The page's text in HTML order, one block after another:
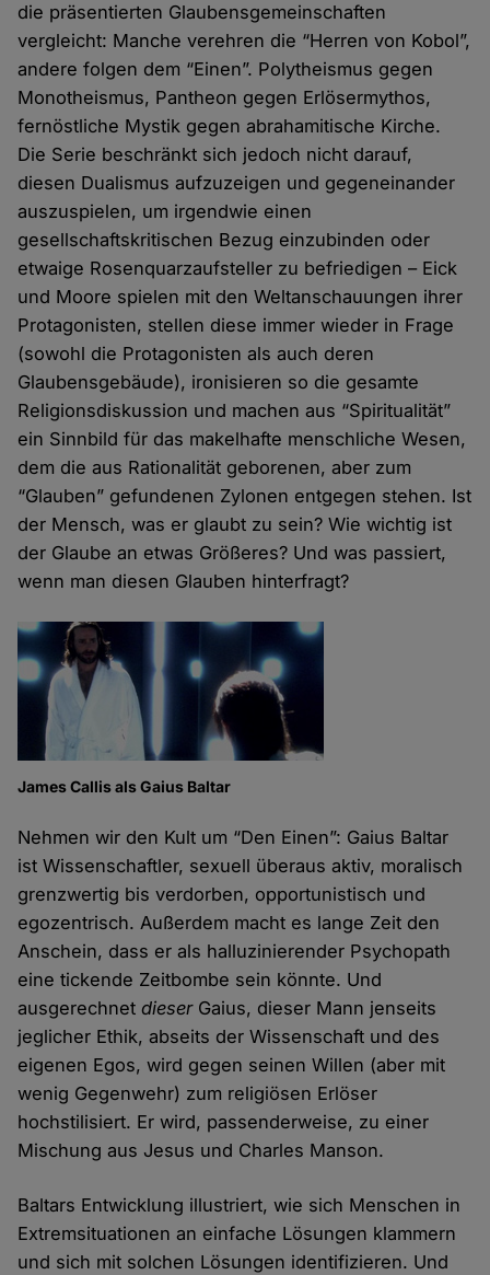
die präsentierten Glaubensgemeinschaften
vergleicht: Manche verehren die “Herren von Kobol”,
andere folgen dem “Einen”. Polytheismus gegen
Monotheismus, Pantheon gegen Erlösermythos,
fernöstliche Mystik gegen abrahamitische Kirche.
Die Serie beschränkt sich jedoch nicht darauf,
diesen Dualismus aufzuzeigen und gegeneinander
auszuspielen, um irgendwie einen
gesellschaftskritischen Bezug einzubinden oder
etwaige Rosenquarzaufsteller zu befriedigen – Eick
und Moore spielen mit den Weltanschauungen ihrer
Protagonisten, stellen diese immer wieder in Frage
(sowohl die Protagonisten als auch deren
Glaubensgebäude), ironisieren so die gesamte
Religionsdiskussion und machen aus “Spiritualität”
ein Sinnbild für das makelhafte menschliche Wesen,
dem die aus Rationalität geborenen, aber zum
“Glauben” gefundenen Zylonen entgegen stehen. Ist
der Mensch, was er glaubt zu sein? Wie wichtig ist
der Glaube an etwas Größeres? Und was passiert,
wenn man diesen Glauben hinterfragt?
James Callis als Gaius Baltar
Nehmen wir den Kult um “Den Einen”: Gaius Baltar
ist Wissenschaftler, sexuell überaus aktiv, moralisch
grenzwertig bis verdorben, opportunistisch und
egozentrisch. Außerdem macht es lange Zeit den
Anschein, dass er als halluzinierender Psychopath
eine tickende Zeitbombe sein könnte. Und
ausgerechnetdieserGaius, dieser Mann jenseits
jeglicher Ethik, abseits der Wissenschaft und des
eigenen Egos, wird gegen seinen Willen (aber mit
wenig Gegenwehr) zum religiösen Erlöser
hochstilisiert. Er wird, passenderweise, zu einer
Mischung aus Jesus und Charles Manson.
Baltars Entwicklung illustriert, wie sich Menschen in
Extremsituationen an einfache Lösungen klammern
und sich mit solchen Lösungen identifizieren. Und